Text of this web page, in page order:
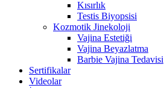
Kısırlık
Testis Biyopsisi
Kozmotik Jinekoloji
Vajina Estetiği
Vajina Beyazlatma
Barbie Vajina Tedavisi
Sertifikalar
Videolar